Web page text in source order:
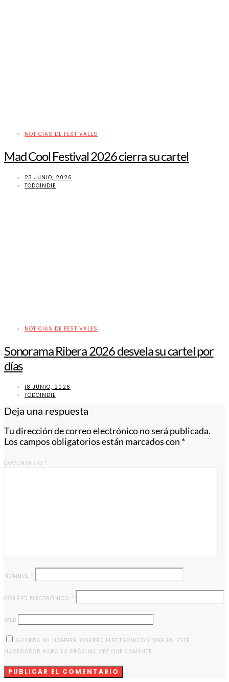
NOTICIAS DE FESTIVALES
Mad Cool Festival 2026 cierra su cartel
23 JUNIO, 2026
TODOINDIE
NOTICIAS DE FESTIVALES
Sonorama Ribera 2026 desvela su cartel por
días
18 JUNIO, 2026
TODOINDIE
Deja una respuesta
Tu dirección de correo electrónico no será publicada.
Los campos obligatorios están marcados con *
COMENTARIO *
NOMBRE *
CORREO ELECTRÓNICO *
WEB
GUARDA MI NOMBRE, CORREO ELECTRÓNICO Y WEB EN ESTE
NAVEGADOR PARA LA PRÓXIMA VEZ QUE COMENTE.